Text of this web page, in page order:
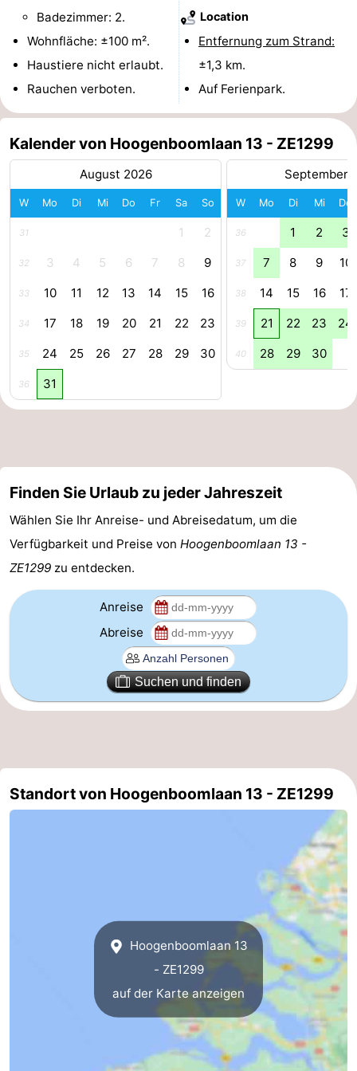
trinken
Veranstaltungen
Praktisch
Forum
Parken
Reisebuchshop
Medizin
Leiden
Bollenstreek
Hollands
Duin
Noordwijk
-
Katwijk
-
Scheveningen
-
Den
-
Schouwen-
Brouwershaven
-
Badezimmer: 2.
Wohnfläche: ±100 m².
Haustiere nicht erlaubt.
Rauchen verboten.
Location
Entfernung zum Strand:
±1,3 km.
Auf Ferienpark.
Kalender von Hoogenboomlaan 13 - ZE1299
August 2026
W Mo Di Mi Do Fr Sa So
31 1 2
32 3 4 5 6 7 8 9
33 10 11 12 13 14 15 16
34 17 18 19 20 21 22 23
35 24 25 26 27 28 29 30
36 31
September
W Mo Di Mi Do
36 1 2 3
37 7 8 9 10
38 14 15 16 17
39 21 22 23 24
40 28 29 30
Finden Sie Urlaub zu jeder Jahreszeit
Wählen Sie Ihr Anreise- und Abreisedatum, um die
Verfügbarkeit und Preise von Hoogenboomlaan 13 -
ZE1299 zu entdecken.
Anreise
Abreise
Suchen und finden
Standort von Hoogenboomlaan 13 - ZE1299
Hoogenboomlaan 13
- ZE1299
auf der Karte anzeigen